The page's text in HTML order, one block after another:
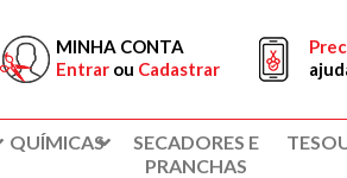
MINHA CONTA
Entrar ou Cadastrar
QUÍMICAS
SECADORES E
PRANCHAS